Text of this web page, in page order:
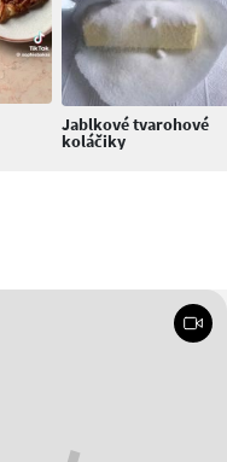
Jablkové tvarohové
koláčiky